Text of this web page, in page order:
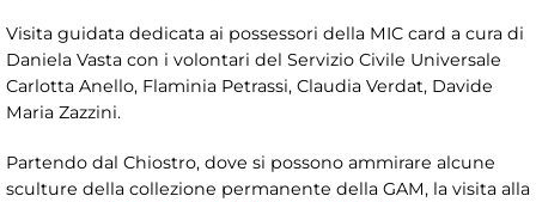
Visita guidata dedicata ai possessori della MIC card a cura di
Daniela Vasta con i volontari del Servizio Civile Universale
Carlotta Anello, Flaminia Petrassi, Claudia Verdat, Davide
Maria Zazzini.
Partendo dal Chiostro, dove si possono ammirare alcune
sculture della collezione permanente della GAM, la visita alla